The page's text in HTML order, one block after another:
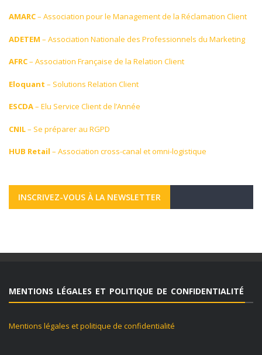
AMARC– Association pour le Management de la Réclamation Client
ADETEM – Association Nationale des Professionnels du Marketing
AFRC– Association Française de la Relation Client
Eloquant – Solutions Relation Client
ESCDA– Elu Service Client de l’Année
CNIL– Se préparer au RGPD
HUB Retail – Association cross-canal et omni-logistique
INSCRIVEZ-VOUS À LA NEWSLETTER
MENTIONS LÉGALES ET POLITIQUE DE CONFIDENTIALITÉ
Mentions légales et politique de confidentialité